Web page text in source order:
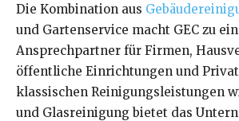
Die Kombination aus
und Gartenservice macht GEC zu
Ansprechpartner für Firmen,
öffentliche Einrichtungen und
klassischen Reinigungsleistungen
und Glasreinigung bietet das